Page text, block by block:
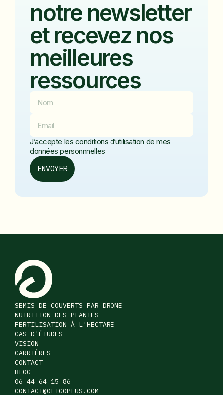
notre newsletter
et recevez nos
meilleures
ressources
J’accepte les conditions d’utilisation de mes
données personnnelles
SEMIS DE COUVERTS PAR DRONE
NUTRITION DES PLANTES
FERTILISATION À L'HECTARE
CAS D'ÉTUDES
VISION
CARRIÈRES
CONTACT
BLOG
06 44 64 15 86
CONTACT@OLIGOPLUS.COM